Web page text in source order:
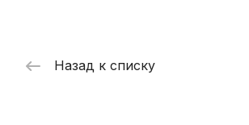
Назад к списку